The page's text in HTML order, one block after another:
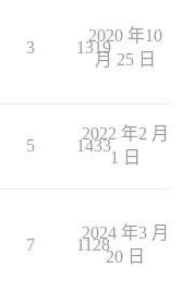
3 1319
2020 年10
月 25 日
5 1433
2022 年2 月
1 日
7 1128
2024 年3 月
20 日